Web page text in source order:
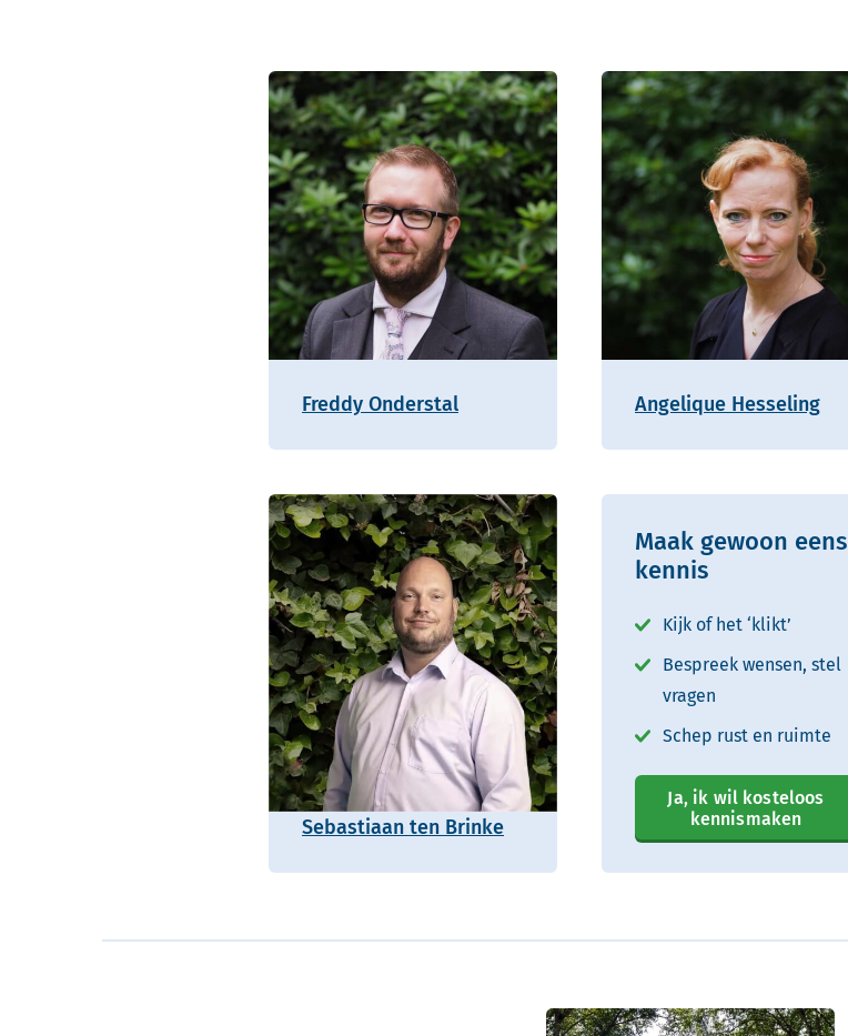
Freddy Onderstal Angelique Hesseling
Sebastiaan ten Brinke
Maak gewoon eens
kennis
Kijk of het ‘klikt’
Bespreek wensen, stel
vragen
Schep rust en ruimte
Ja, ik wil kosteloos
kennismaken